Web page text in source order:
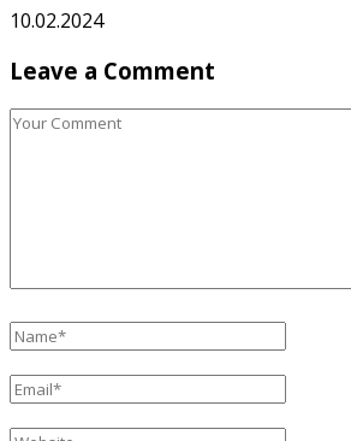
10.02.2024
Leave a Comment